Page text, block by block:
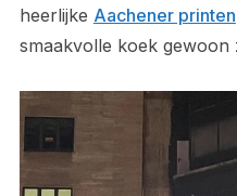
heerlijke Aachener printen
smaakvolle koek gewoon